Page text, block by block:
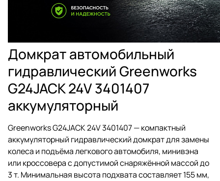
Домкрат автомобильный
гидравлический Greenworks
G24JACK 24V 3401407
аккумуляторный
Greenworks G24JACK 24V 3401407 — компактный
аккумуляторный гидравлический домкрат для замены
колеса и подъёма легкового автомобиля, минивэна
или кроссовера с допустимой снаряжённой массой до
3 т. Минимальная высота подхвата составляет 155 мм,